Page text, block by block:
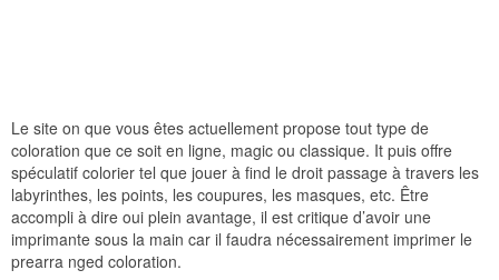
Le site on que vous êtes actuellement propose tout type de
coloration que ce soit en ligne, magic ou classique. It puis offre
spéculatif colorier tel que jouer à find le droit passage à travers les
labyrinthes, les points, les coupures, les masques, etc. Être
accompli à dire oui plein avantage, il est critique d’avoir une
imprimante sous la main car il faudra nécessairement imprimer le
prearra nged coloration.